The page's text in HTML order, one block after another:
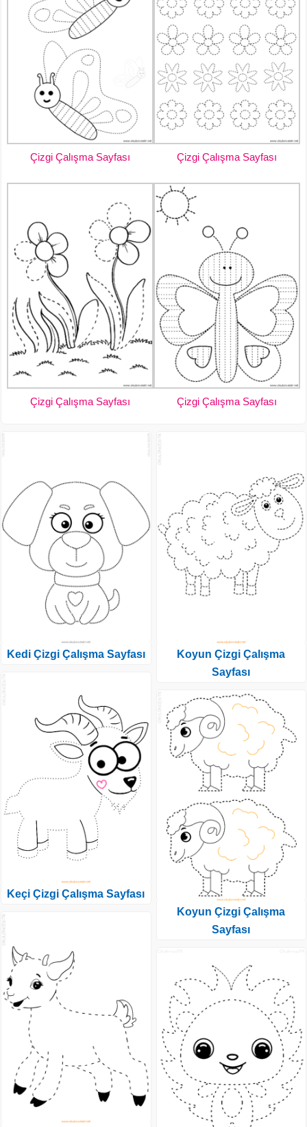
Çizgi Çalışma Sayfası Çizgi Çalışma Sayfası
Çizgi Çalışma Sayfası Çizgi Çalışma Sayfası
Kedi Çizgi Çalışma Sayfası
Keçi Çizgi Çalışma Sayfası
Koyun Çizgi Çalışma
Sayfası
Koyun Çizgi Çalışma
Sayfası